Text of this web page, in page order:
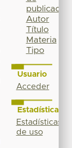
publicación
Autor
Título
Materia
Tipo
Usuario
Acceder
Estadísticas
Estadísticas
de uso